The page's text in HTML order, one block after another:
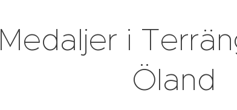
Medaljer i
Öland